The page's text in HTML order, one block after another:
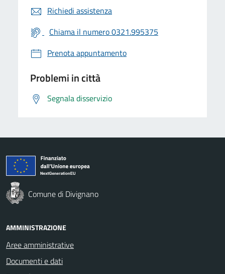
Richiedi assistenza
Chiama il numero 0321.995375
Prenota appuntamento
Problemi in città
Segnala disservizio
Comune di Divignano
AMMINISTRAZIONE
Aree amministrative
Documenti e dati